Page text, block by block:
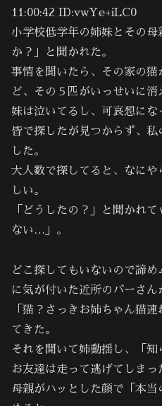
11:00:42 ID:vwYe+iLC0
小学校低学年の姉妹とその
か？」と聞かれた。
事情を聞いたら、その家の
ど、その５匹がいっせいに消
妹は泣いてるし、可哀想にな
皆で探したが見つからず、
した。
大人数で探してると、なに
しい。
「どうしたの？」と聞かれ
ない…」。
どこ探してもいないので諦
に気が付いた近所のバーさん
「猫？さっきお姉ちゃん猫
てきた。
それを聞いて姉動揺し、「知
お友達は走って逃げてしまっ
母親がハッとした顔で「本